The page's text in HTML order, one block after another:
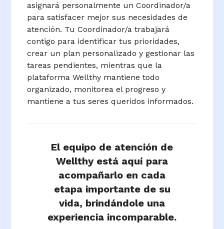
asignará personalmente un Coordinador/a
para satisfacer mejor sus necesidades de
atención. Tu Coordinador/a trabajará
contigo para identificar tus prioridades,
crear un plan personalizado y gestionar las
tareas pendientes, mientras que la
plataforma Wellthy mantiene todo
organizado, monitorea el progreso y
mantiene a tus seres queridos informados.
El equipo de atención de
Wellthy está aquí para
acompañarlo en cada
etapa importante de su
vida, brindándole una
experiencia incomparable.